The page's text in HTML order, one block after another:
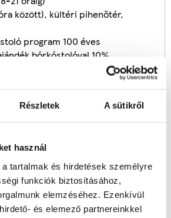
Részletek A sütikről
használ
tartalmak és hirdetések személyre
funkciók biztosításához,
elemzéséhez. Ezenkívül
és elemező partnereinkkel
között), kültéri pihenőtér,
program 100 éves
bórkóstolóval 10%
ajándék gyulai kolbász, sonka ,
a szállástól 10% kedvezménnyel.
2.000 Ft értékűmasszázs
kedvezmény 500 Ft.
CARD turisztikai kártya biztosítása,
pontján biztosít 5-50% további
használóinak.